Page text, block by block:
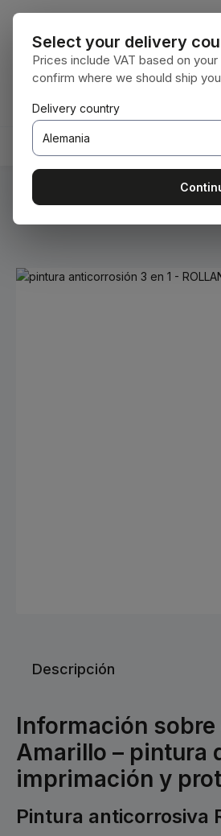
al contenido principal
Saltar a la búsqueda
Saltar a la navegación principal
INICIO
Estás aquí:
Omitir galería de imágenes
Descripción
Información sobre
Amarillo – pintura
imprimación y
Pintura anticorrosiva
Select your delivery
Prices include VAT based on
confirm where we should ship
Delivery country